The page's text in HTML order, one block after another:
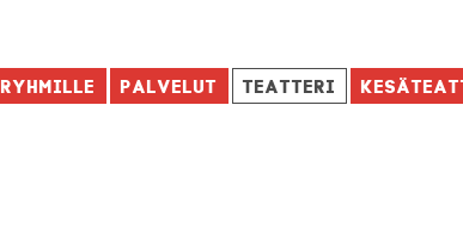
Ryhmille Palvelut Teatteri